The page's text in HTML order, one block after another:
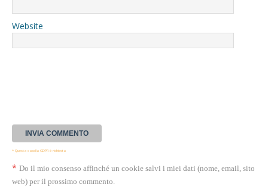
Website
* Questa casella GDPR è richiesta
* Do il mio consenso affinché un cookie salvi i miei dati (nome, email, sito
web) per il prossimo commento.